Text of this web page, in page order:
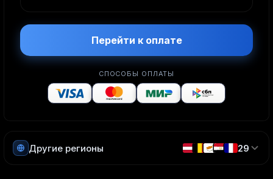
Другие регионы 29
Перейти к оплате
СПОСОБЫ ОПЛАТЫ